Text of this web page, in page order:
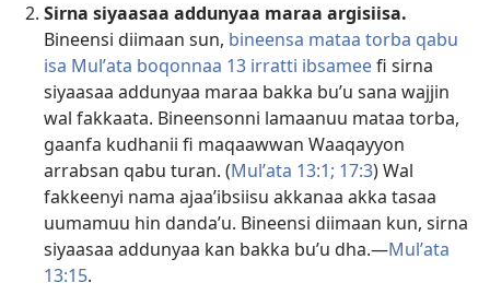
Sirna siyaasaa addunyaa maraa argisiisa.
Bineensi diimaan sun, bineensa mataa torba qabu
isa Mulʼata boqonnaa 13 irratti ibsameefi sirna
siyaasaa addunyaa maraa bakka buʼu sana wajjin
wal fakkaata. Bineensonni lamaanuu mataa torba,
gaanfa kudhanii fi maqaawwan Waaqayyon
arrabsan qabu turan. (Mulʼata 13:1; 17:3) Wal
fakkeenyi nama ajaaʼibsiisu akkanaa akka tasaa
uumamuu hin dandaʼu. Bineensi diimaan kun, sirna
siyaasaa addunyaa kan bakka buʼu dha.—Mulʼata
13:15.